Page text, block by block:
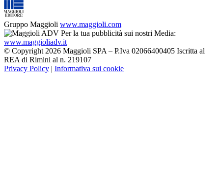
Gruppo Maggioli www.maggioli.com
Per la tua pubblicità sui nostri Media:
www.maggioliadv.it
© Copyright 2026 Maggioli SPA – P.Iva 02066400405 Iscritta al
REA di Rimini al n. 219107
Privacy Policy | Informativa sui cookie